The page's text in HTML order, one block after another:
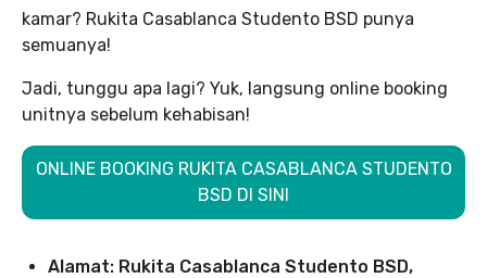
kamar? Rukita Casablanca Studento BSD punya
semuanya!
Jadi, tunggu apa lagi? Yuk, langsung online booking
unitnya sebelum kehabisan!
ONLINE BOOKING RUKITA CASABLANCA STUDENTO
BSD DI SINI
Alamat: Rukita Casablanca Studento BSD,